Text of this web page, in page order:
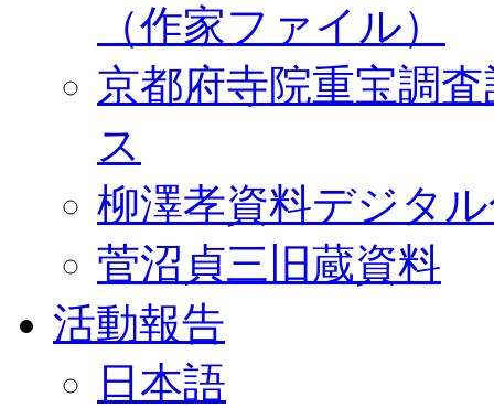
（作家ファイル）
京都府寺院重宝調
ス
柳澤孝資料デジタ
菅沼貞三旧蔵資料
活動報告
日本語